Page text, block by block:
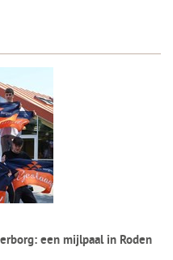
een mijlpaal in Roden